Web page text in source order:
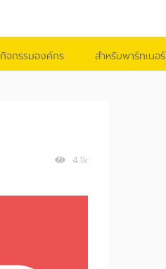
กิจกรรมองค์กร สำหรับพาร์ทเนอร์
4.1k